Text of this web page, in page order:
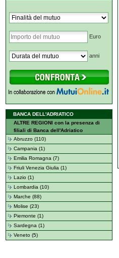
Euro
anni
BANCA DELL'ADRIATICO
ALTRE REGIONI con la presenza di
filiali di Banca dell'Adriatico
Abruzzo (110)
Campania (1)
Emilia Romagna (7)
Friuli Venezia Giulia (1)
Lazio (1)
Lombardia (10)
Marche (88)
Molise (23)
Piemonte (1)
Sardegna (1)
Veneto (5)